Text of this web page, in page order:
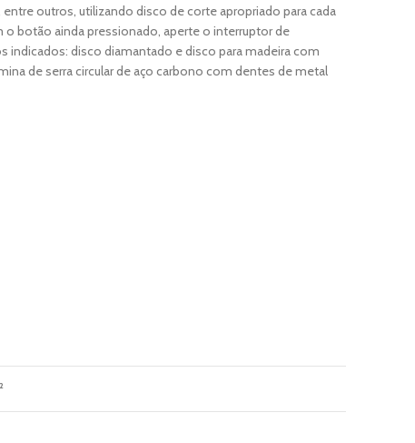
outros, utilizando disco de corte apropriado para cada
o botão ainda pressionado, aperte o interruptor de
indicados: disco diamantado e disco para madeira com
de serra circular de aço carbono com dentes de metal